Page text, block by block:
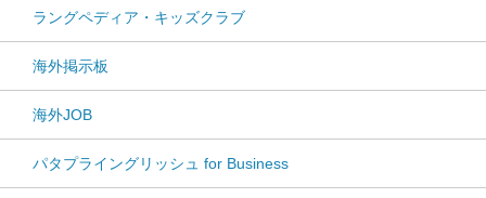
ラングペディア・キッズクラブ
海外掲示板
海外JOB
パタプライングリッシュ for Business